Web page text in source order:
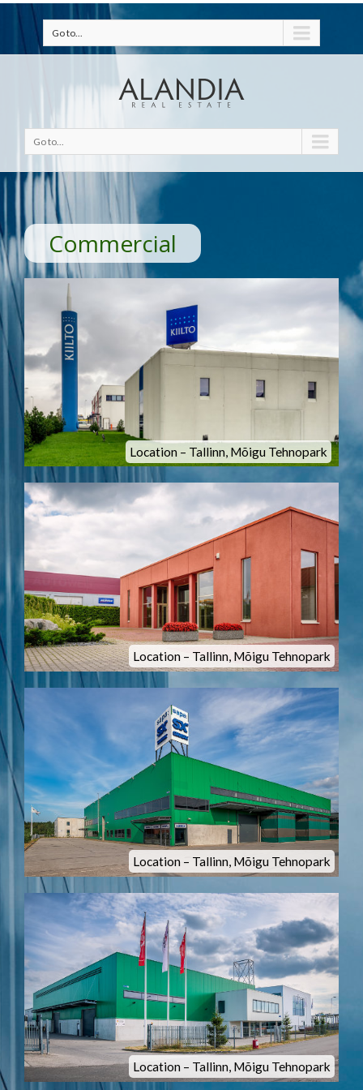
Go to...
Go to...
Commercial
Location – Tallinn, Mõigu Tehnopark
Location – Tallinn, Mõigu Tehnopark
Location – Tallinn, Mõigu Tehnopark
Location – Tallinn, Mõigu Tehnopark